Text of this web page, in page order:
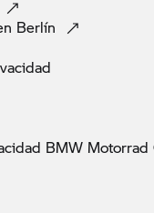
Berlín
BMW